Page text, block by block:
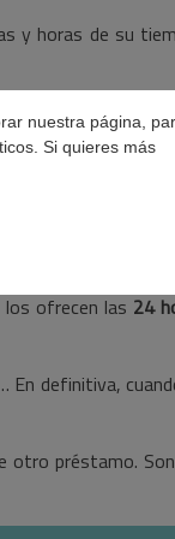
nuestra página,
Si quieres más
y horas de su
usuarios y, por
actuales.
persona puede
los ofrecen las 24
En definitiva,
préstamo.